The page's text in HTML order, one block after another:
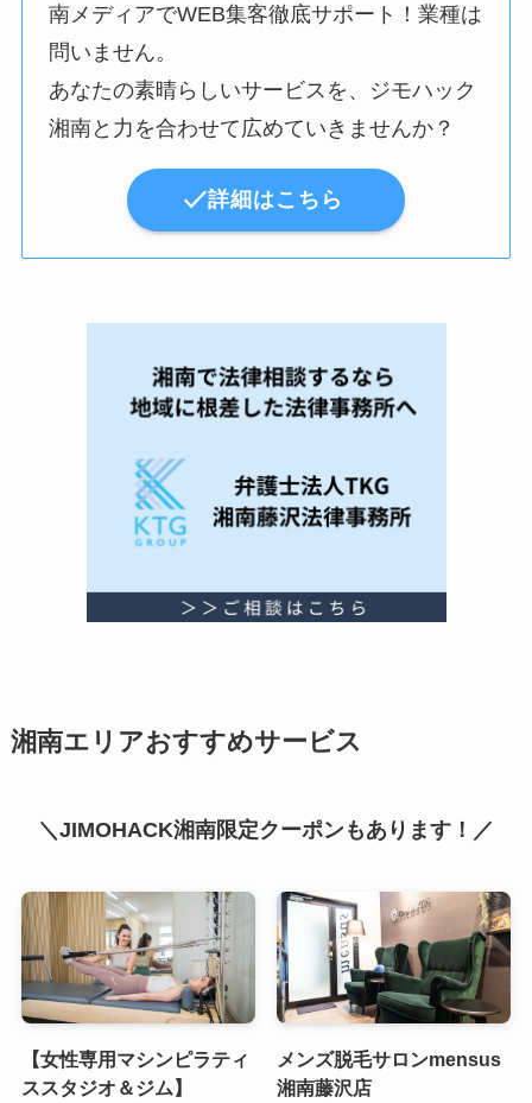
南メディアでWEB集客徹底サポート！業種は
問いません。
あなたの素晴らしいサービスを、ジモハック
湘南と力を合わせて広めていきませんか？
詳細はこちら
湘南エリアおすすめサービス
＼JIMOHACK湘南限定クーポンもあります！／
【女性専用マシンピラティ
ススタジオ＆ジム】
メンズ脱毛サロンmensus
湘南藤沢店